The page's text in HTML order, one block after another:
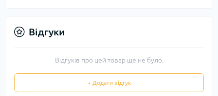
Відгуки
Відгуків про цей товар ще не було.
+ Додати відгук